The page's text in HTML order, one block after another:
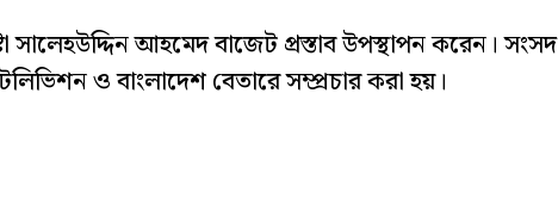
আহমেদ বাজেট প্রস্তাব উপস্থাপন করেন। সংসদ
ও বাংলাদেশ বেতারে সম্প্রচার করা হয়।